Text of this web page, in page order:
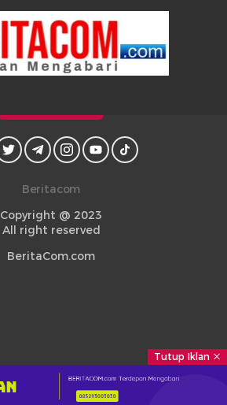
Beritacom
Copyright @ 2023
All right reserved
BeritaCom.com
Tutup Iklan